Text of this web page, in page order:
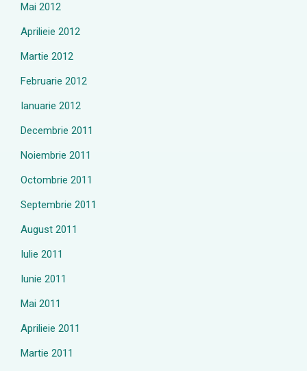
Mai 2012
Aprilieie 2012
Martie 2012
Februarie 2012
Ianuarie 2012
Decembrie 2011
Noiembrie 2011
Octombrie 2011
Septembrie 2011
August 2011
Iulie 2011
Iunie 2011
Mai 2011
Aprilieie 2011
Martie 2011